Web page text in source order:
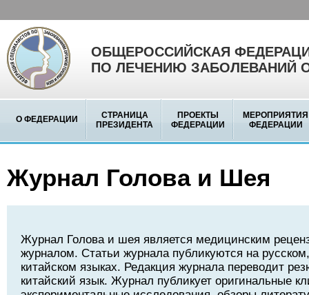
ОБЩЕРОССИЙСКАЯ
ПО ЛЕЧЕНИЮ ЗАБОЛЕВАНИЙ
О ФЕДЕРАЦИИ
СТРАНИЦА
ПРЕЗИДЕНТА
ПРОЕКТЫ
ФЕДЕРАЦИИ
МЕРОПРИЯТИЯ
ФЕДЕРАЦИИ
Журнал Голова и Шея
Журнал Голова и шея является медицинским
журналом. Статьи журнала публикуются на
китайском языках. Редакция журнала переводит
китайский язык. Журнал публикует оригинальные